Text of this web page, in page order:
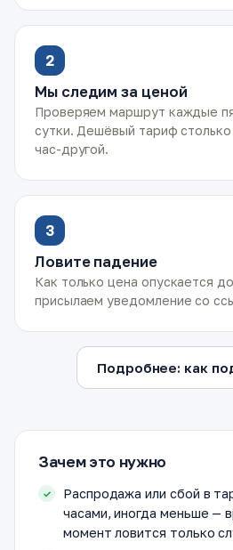
2
Мы следим за ценой
Проверяем маршрут каждые
сутки. Дешёвый тариф
час-другой.
3
Ловите падение
Как только цена опускается
присылаем уведомление со
Подробнее: как
Зачем это нужно
Распродажа или сбой в
часами, иногда меньше —
момент ловится только